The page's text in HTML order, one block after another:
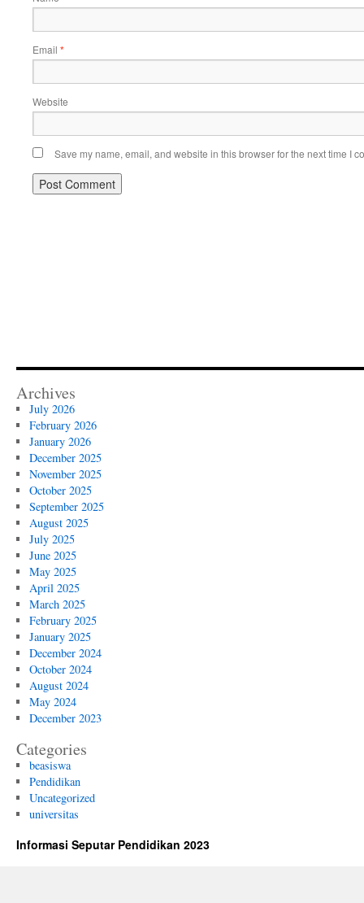
Email *
Website
Save my name, email, and website in this browser for the next time I
Archives
July 2026
February 2026
January 2026
December 2025
November 2025
October 2025
September 2025
August 2025
July 2025
June 2025
May 2025
April 2025
March 2025
February 2025
January 2025
December 2024
October 2024
August 2024
May 2024
December 2023
Categories
beasiswa
Pendidikan
Uncategorized
universitas
Informasi Seputar Pendidikan 2023